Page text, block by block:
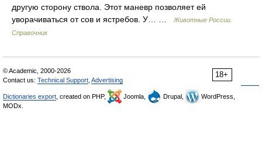
другую сторону ствола. Этот маневр позволяет ей
уворачиваться от сов и ястребов. У… …
Животные России.
Справочник
18+
© Academic, 2000-2026
Contact us: Technical Support Advertising
Dictionaries export , created on PHP, Joomla, Drupal,
WordPress,
MODx.